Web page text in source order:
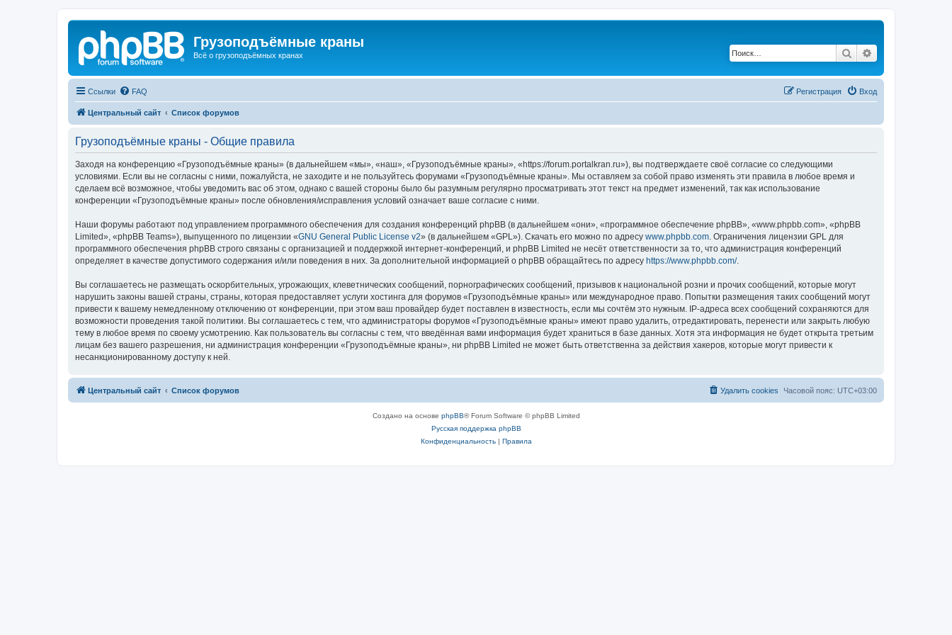
Грузоподъёмные краны
Всё о грузоподъёмных кранах Поиск
Ссылки FAQ Вход
Регистрация
Центральный сайт Список форумов
Грузоподъёмные краны - Общие правила
Заходя на конференцию «Грузоподъёмные краны» (в дальнейшем «мы», «наш», «Грузоподъёмные краны», «https://forum.portalkran.ru»), вы подтверждаете своё согласие со следующими
условиями. Если вы не согласны с ними, пожалуйста, не заходите и не пользуйтесь форумами «Грузоподъёмные краны». Мы оставляем за собой право изменять эти правила в любое время и
сделаем всё возможное, чтобы уведомить вас об этом, однако с вашей стороны было бы разумным регулярно просматривать этот текст на предмет изменений, так как использование
конференции «Грузоподъёмные краны» после обновления/исправления условий означает ваше согласие с ними.
Наши форумы работают под управлением программного обеспечения для создания конференций phpBB (в дальнейшем «они», «программное обеспечение phpBB», «www.phpbb.com», «phpBB
Limited», «phpBB Teams»), выпущенного по лицензии «GNU General Public License v2» (в дальнейшем «GPL»). Скачать его можно по адресу www.phpbb.com . Ограничения лицензии GPL для
программного обеспечения phpBB строго связаны с организацией и поддержкой интернет-конференций, и phpBB Limited не несёт ответственности за то, что администрация конференций
определяет в качестве допустимого содержания и/или поведения в них. За дополнительной информацией о phpBB обращайтесь по адресу https://www.phpbb.com/.
Вы соглашаетесь не размещать оскорбительных, угрожающих, клеветнических сообщений, порнографических сообщений, призывов к национальной розни и прочих сообщений, которые могут
нарушить законы вашей страны, страны, которая предоставляет услуги хостинга для форумов «Грузоподъёмные краны» или международное право. Попытки размещения таких сообщений могут
привести к вашему немедленному отключению от конференции, при этом ваш провайдер будет поставлен в известность, если мы сочтём это нужным. IP-адреса всех сообщений сохраняются для
возможности проведения такой политики. Вы соглашаетесь с тем, что администраторы форумов «Грузоподъёмные краны» имеют право удалить, отредактировать, перенести или закрыть любую
тему в любое время по своему усмотрению. Как пользователь вы согласны с тем, что введённая вами информация будет храниться в базе данных. Хотя эта информация не будет открыта третьим
лицам без вашего разрешения, ни администрация конференции «Грузоподъёмные краны», ни phpBB Limited не может быть ответственна за действия хакеров, которые могут привести к
несанкционированному доступу к ней.
Центральный сайт Список форумов Часовой пояс: UTC+03:00
Удалить cookies
Создано на основе phpBB® Forum Software © phpBB Limited
Русская поддержка phpBB
Конфиденциальность| Правила